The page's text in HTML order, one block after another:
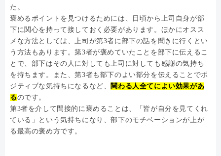
た。
褒めるポイントを見つけるためには、日頃から上司自身が部
下に関心を持って接しておく必要があります。ほかにオスス
メな方法としては、上司が第3者に部下の話を聞きに行くとい
う方法もあります。第3者が褒めていたことを部下に伝えるこ
とで、部下はその人に対しても上司に対しても感謝の気持ち
を持ちます。また、第3者も部下のよい部分を伝えることでポ
ジティブな気持ちになるなど、
関わる人全てによい効果があ
るのです。
第3者を介して間接的に褒めることは、「皆が自分を見てくれ
ている」という気持ちになり、部下のモチベーションが上が
る最高の褒め方です。